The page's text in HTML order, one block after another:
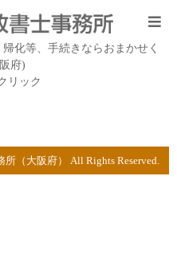
化等、手続きならおまかせく
府)
リック
（大阪府） All Rights Reserved.